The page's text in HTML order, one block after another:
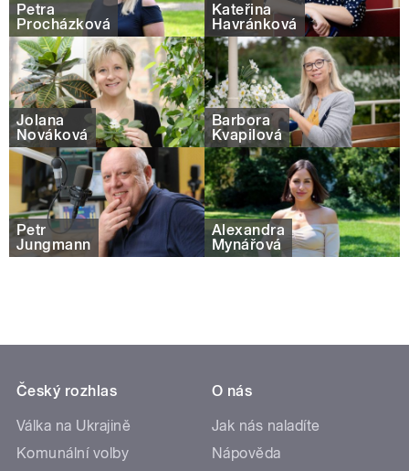
Petra
Procházková
Kateřina
Havránková
Jolana
Nováková
Barbora
Kvapilová
Petr
Jungmann
Alexandra
Mynářová
Český rozhlas
Válka na Ukrajině
Komunální volby
O nás
Jak nás naladíte
Nápověda